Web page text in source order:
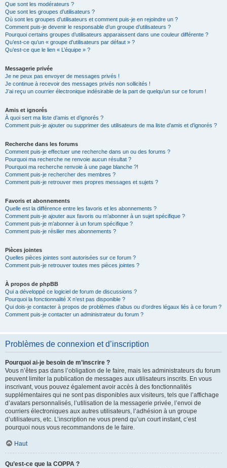
Que sont les modérateurs ?
Que sont les groupes d’utilisateurs ?
Où sont les groupes d’utilisateurs et comment puis-je en rejoindre un ?
Comment puis-je devenir le responsable d’un groupe d’utilisateurs ?
Pourquoi certains groupes d’utilisateurs apparaissent dans une couleur différente ?
Qu’est-ce qu’un « groupe d’utilisateurs par défaut » ?
Qu’est-ce que le lien « L’équipe » ?
Messagerie privée
Je ne peux pas envoyer de messages privés !
Je continue à recevoir des messages privés non sollicités !
J’ai reçu un courrier électronique indésirable de la part de quelqu’un sur ce forum !
Amis et ignorés
À quoi sert ma liste d’amis et d’ignorés ?
Comment puis-je ajouter ou supprimer des utilisateurs de ma liste d’amis et d’ignorés ?
Recherche dans les forums
Comment puis-je effectuer une recherche dans un ou des forums ?
Pourquoi ma recherche ne renvoie aucun résultat ?
Pourquoi ma recherche renvoie à une page blanche ?!
Comment puis-je rechercher des membres ?
Comment puis-je retrouver mes propres messages et sujets ?
Favoris et abonnements
Quelle est la différence entre les favoris et les abonnements ?
Comment puis-je ajouter aux favoris ou m’abonner à un sujet spécifique ?
Comment puis-je m’abonner à un forum spécifique ?
Comment puis-je résilier mes abonnements ?
Pièces jointes
Quelles pièces jointes sont autorisées sur ce forum ?
Comment puis-je retrouver toutes mes pièces jointes ?
À propos de phpBB
Qui a développé ce logiciel de forum de discussions ?
Pourquoi la fonctionnalité X n’est pas disponible ?
Qui dois-je contacter à propos de problèmes d’abus ou d’ordres légaux liés à ce forum ?
Comment puis-je contacter un administrateur du forum ?
Problèmes de connexion et d’inscription
Pourquoi ai-je besoin de m’inscrire ?
Vous n’êtes pas dans l’obligation de le faire, mais les administrateurs du forum
peuvent limiter la publication de messages aux utilisateurs inscrits. En vous
inscrivant, vous pouvez également avoir accès à des fonctionnalités
supplémentaires qui ne sont pas disponibles aux visiteurs, tels que l’affichage
d’avatars personnalisés, l’utilisation de la messagerie privée, l’envoi de
courriers électroniques aux autres utilisateurs, l’adhésion à un groupe
d’utilisateurs, etc. L’inscription ne vous prend qu’un court instant, c’est
pourquoi nous vous recommandons de le faire.
Haut
Qu’est-ce que la COPPA ?